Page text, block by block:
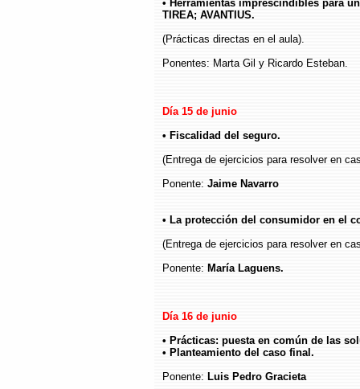
• Herramientas imprescindibles para
TIREA; AVANTIUS.
(Prácticas directas en el aula).
Ponentes: Marta Gil y Ricardo Esteban.
Día 15 de junio
• Fiscalidad del seguro.
(Entrega de ejercicios para resolver en
Ponente: Jaime Navarro
• La protección del consumidor en el
(Entrega de ejercicios para resolver en
Ponente: María Laguens.
Día 16 de junio
• Prácticas: puesta en común de las
• Planteamiento del caso final.
Ponente: Luis Pedro Gracieta